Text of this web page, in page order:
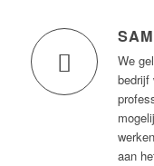
We
bedrijf
aan